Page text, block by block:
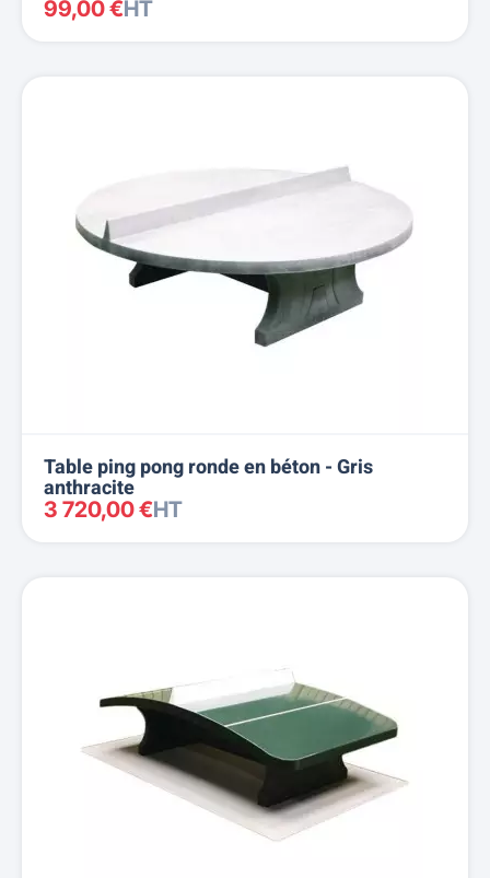
99,00 €HT
Table ping pong ronde en béton - Gris
anthracite
3 720,00 €HT